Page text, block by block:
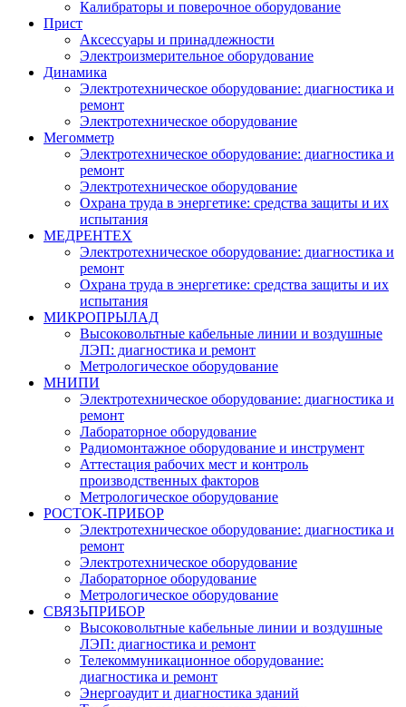
Калибраторы и поверочное оборудование
Прист
Аксессуары и принадлежности
Электроизмерительное оборудование
Динамика
Электротехническое оборудование: диагностика и
ремонт
Электротехническое оборудование
Мегомметр
Электротехническое оборудование: диагностика и
ремонт
Электротехническое оборудование
Охрана труда в энергетике: средства защиты и их
испытания
МЕДРЕНТЕХ
Электротехническое оборудование: диагностика и
ремонт
Охрана труда в энергетике: средства защиты и их
испытания
МИКРОПРЫЛАД
Высоковольтные кабельные линии и воздушные
ЛЭП: диагностика и ремонт
Метрологическое оборудование
МНИПИ
Электротехническое оборудование: диагностика и
ремонт
Лабораторное оборудование
Радиомонтажное оборудование и инструмент
Аттестация рабочих мест и контроль
производственных факторов
Метрологическое оборудование
РОСТОК-ПРИБОР
Электротехническое оборудование: диагностика и
ремонт
Электротехническое оборудование
Лабораторное оборудование
Метрологическое оборудование
СВЯЗЬПРИБОР
Высоковольтные кабельные линии и воздушные
ЛЭП: диагностика и ремонт
Телекоммуникационное оборудование:
диагностика и ремонт
Энергоаудит и диагностика зданий